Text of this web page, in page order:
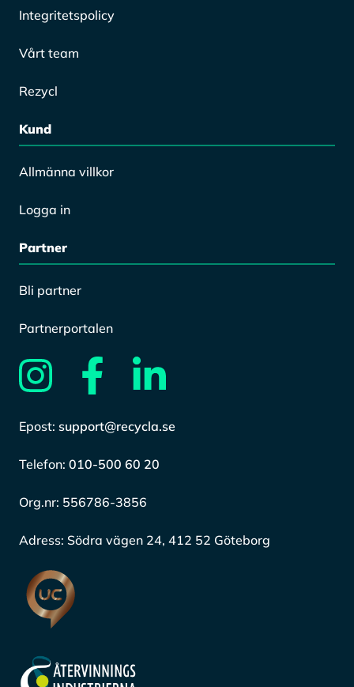
Integritetspolicy
Vårt team
Rezycl
Kund
Allmänna villkor
Logga in
Partner
Bli partner
Partnerportalen
Epost: support@recycla.se
Telefon: 010-500 60 20
Org.nr: 556786-3856
Adress: Södra vägen 24, 412 52 Göteborg